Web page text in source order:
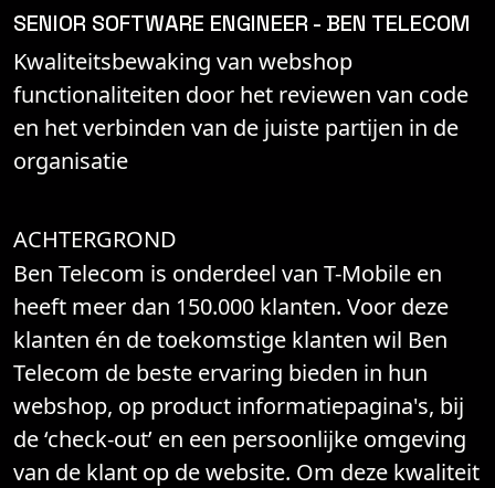
SENIOR SOFTWARE ENGINEER - BEN TELECOM
Kwaliteitsbewaking van webshop
functionaliteiten door het reviewen van code
en het verbinden van de juiste partijen in de
organisatie
ACHTERGROND
Ben Telecom is onderdeel van T-Mobile en
heeft meer dan 150.000 klanten. Voor deze
klanten én de toekomstige klanten wil Ben
Telecom de beste ervaring bieden in hun
webshop, op product informatiepagina's, bij
de ‘check-out’ en een persoonlijke omgeving
van de klant op de website. Om deze kwaliteit